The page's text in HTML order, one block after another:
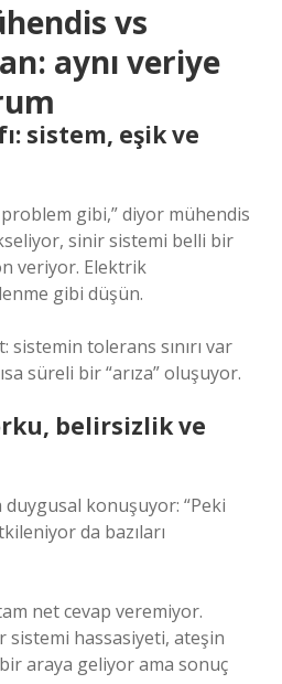
vs
aynı veriye
sistem, eşik ve
gibi,” diyor mühendis
sinir sistemi belli bir
veriyor. Elektrik
gibi düşün.
sistemin tolerans sınırı var
süreli bir “arıza” oluşuyor.
belirsizlik ve
duygusal konuşuyor: “Peki
da bazıları
net cevap veremiyor.
hassasiyeti, ateşin
araya geliyor ama sonuç